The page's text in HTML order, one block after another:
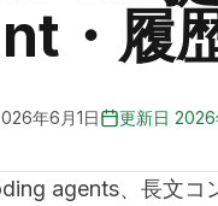
・履
年6月1日 更新日 2026
agents、長文コ